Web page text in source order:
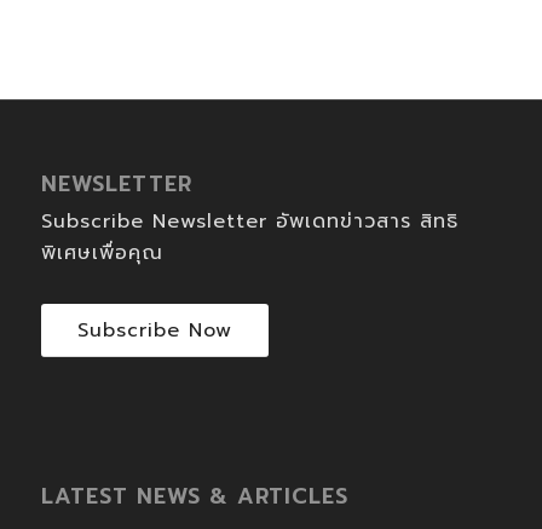
NEWSLETTER
Subscribe Newsletter อัพเดทข่าวสาร สิทธิ
พิเศษเพื่อคุณ
Subscribe Now
LATEST NEWS & ARTICLES